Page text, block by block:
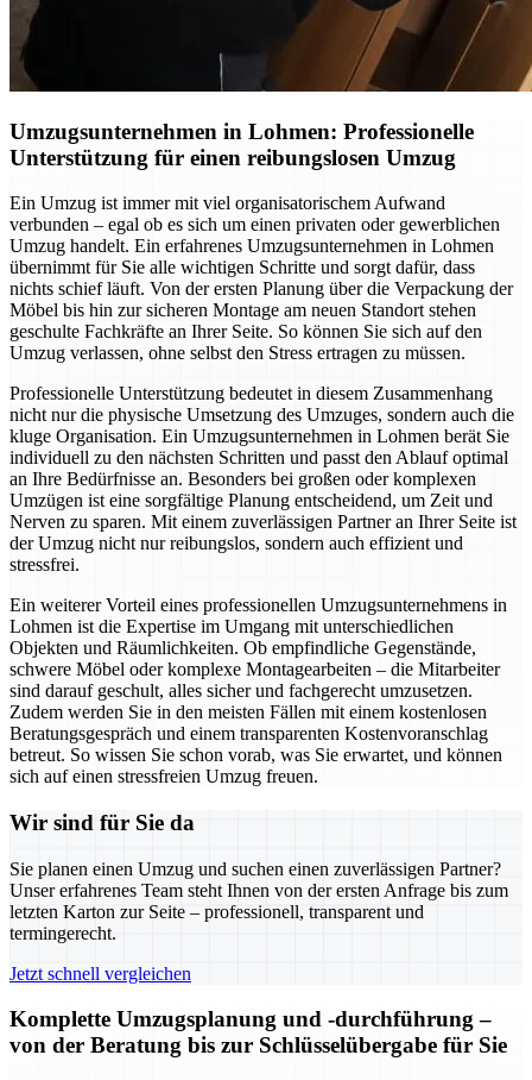
Umzugsunternehmen in Lohmen: Professionelle
Unterstützung für einen reibungslosen Umzug
Ein Umzug ist immer mit viel organisatorischem Aufwand
verbunden – egal ob es sich um einen privaten oder gewerblichen
Umzug handelt. Ein erfahrenes Umzugsunternehmen in Lohmen
übernimmt für Sie alle wichtigen Schritte und sorgt dafür, dass
nichts schief läuft. Von der ersten Planung über die Verpackung der
Möbel bis hin zur sicheren Montage am neuen Standort stehen
geschulte Fachkräfte an Ihrer Seite. So können Sie sich auf den
Umzug verlassen, ohne selbst den Stress ertragen zu müssen.
Professionelle Unterstützung bedeutet in diesem Zusammenhang
nicht nur die physische Umsetzung des Umzuges, sondern auch die
kluge Organisation. Ein Umzugsunternehmen in Lohmen berät Sie
individuell zu den nächsten Schritten und passt den Ablauf optimal
an Ihre Bedürfnisse an. Besonders bei großen oder komplexen
Umzügen ist eine sorgfältige Planung entscheidend, um Zeit und
Nerven zu sparen. Mit einem zuverlässigen Partner an Ihrer Seite ist
der Umzug nicht nur reibungslos, sondern auch effizient und
stressfrei.
Ein weiterer Vorteil eines professionellen Umzugsunternehmens in
Lohmen ist die Expertise im Umgang mit unterschiedlichen
Objekten und Räumlichkeiten. Ob empfindliche Gegenstände,
schwere Möbel oder komplexe Montagearbeiten – die Mitarbeiter
sind darauf geschult, alles sicher und fachgerecht umzusetzen.
Zudem werden Sie in den meisten Fällen mit einem kostenlosen
Beratungsgespräch und einem transparenten Kostenvoranschlag
betreut. So wissen Sie schon vorab, was Sie erwartet, und können
sich auf einen stressfreien Umzug freuen.
Wir sind für Sie da
Sie planen einen Umzug und suchen einen zuverlässigen Partner?
Unser erfahrenes Team steht Ihnen von der ersten Anfrage bis zum
letzten Karton zur Seite – professionell, transparent und
termingerecht.
Jetzt schnell vergleichen
Komplette Umzugsplanung und -durchführung –
von der Beratung bis zur Schlüsselübergabe für Sie